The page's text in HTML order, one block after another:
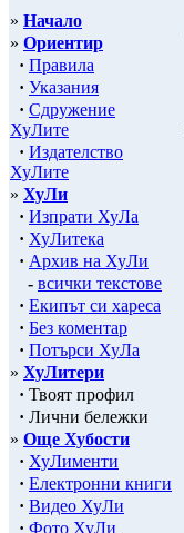
» Начало
» Ориентир
· Правила
· Указания
· Сдружение
ХуЛите
· Издателство
ХуЛите
» ХуЛи
· Изпрати ХуЛа
· ХуЛитека
· Архив на ХуЛи
- всички текстове
· Екипът си хареса
· Без коментар
· Потърси ХуЛа
» ХуЛитери
· Твоят профил
· Лични бележки
» Още Хубости
· ХуЛименти
· Електронни книги
· Видео ХуЛи
· Фото ХуЛи